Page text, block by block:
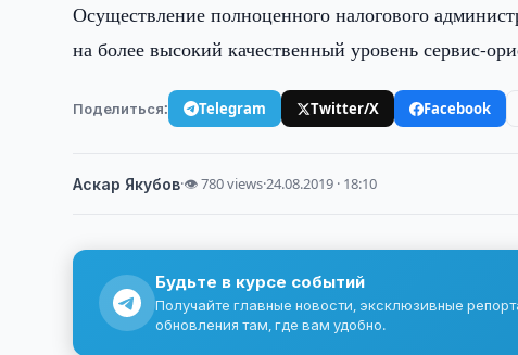
Осуществление полноценного налогового
на более высокий качественный уровень сервис-
Поделиться: Telegram Twitter/X Facebook
Аскар Якубов·👁 780 views·24.08.2019 · 18:10
Будьте в курсе событий
Получайте главные новости, эксклюзивные
обновления там, где вам удобно.